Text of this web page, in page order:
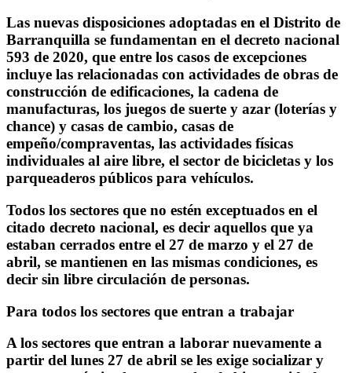
Las nuevas disposiciones adoptadas en el Distrito de
Barranquilla se fundamentan en el decreto nacional
593 de 2020, que entre los casos de excepciones
incluye las relacionadas con actividades de obras de
construcción de edificaciones, la cadena de
manufacturas, los juegos de suerte y azar (loterías y
chance) y casas de cambio, casas de
empeño/compraventas, las actividades físicas
individuales al aire libre, el sector de bicicletas y los
parqueaderos públicos para vehículos.
Todos los sectores que no estén exceptuados en el
citado decreto nacional, es decir aquellos que ya
estaban cerrados entre el 27 de marzo y el 27 de
abril, se mantienen en las mismas condiciones, es
decir sin libre circulación de personas.
Para todos los sectores que entran a trabajar
A los sectores que entran a laborar nuevamente a
partir del lunes 27 de abril se les exige socializar y